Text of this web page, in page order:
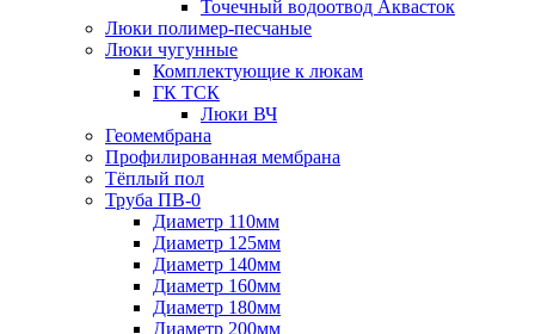
Точечный водоотвод Аквасток
Люки полимер-песчаные
Люки чугунные
Комплектующие к люкам
ГК ТСК
Люки ВЧ
Геомембрана
Профилированная мембрана
Тёплый пол
Труба ПВ-0
Диаметр 110мм
Диаметр 125мм
Диаметр 140мм
Диаметр 160мм
Диаметр 180мм
Диаметр 200мм